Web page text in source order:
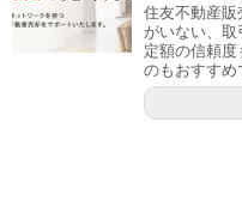
住友不動産販
がいない、
定額の信頼
のもおすすめ